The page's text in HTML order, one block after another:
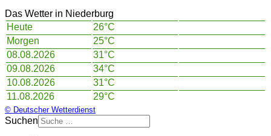
Das Wetter in Niederburg
Heute
26°C
Morgen
25°C
08.08.2026
31°C
09.08.2026
34°C
10.08.2026
31°C
11.08.2026
29°C
© Deutscher Wetterdienst
Suchen